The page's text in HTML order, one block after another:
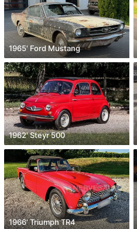
1965' Ford Mustang
1962' Steyr 500
1966' Triumph TR4